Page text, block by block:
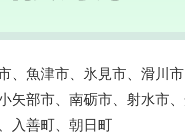
、魚津市、氷見市、滑川
矢部市、南砺市、射水市
入善町、朝日町